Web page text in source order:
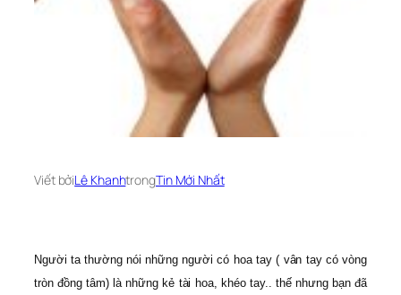
Viết bởiLê KhanhtrongTin Mới Nhất
Người ta thường nói những người có hoa tay ( vân tay có vòng
tròn đồng tâm) là những kẻ tài hoa, khéo tay.. thế nhưng bạn đã